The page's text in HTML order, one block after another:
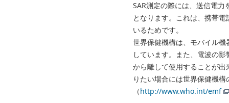
SAR測定の際には、送信電
となります。これは、携帯
いるためです。
世界保健機構は、モバイル
しています。また、電波の
から離して使用することが
りたい場合には世界保健機
（http://www.who.int/emf